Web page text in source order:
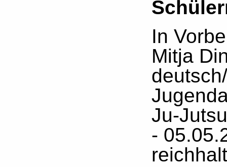
In
Mitja
Ju-
-